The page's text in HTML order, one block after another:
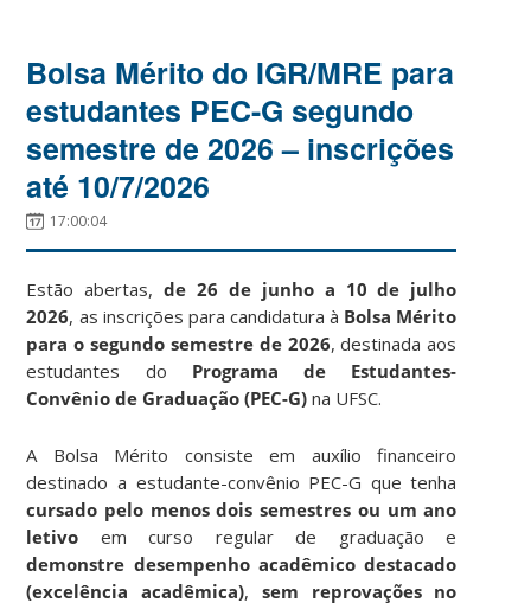
Bolsa Mérito do IGR/MRE para
estudantes PEC-G segundo
semestre de 2026 – inscrições
até 10/7/2026
17:00:04
Estão abertas,de 26 de junho a 10 de julho
2026, as inscrições para candidatura à Bolsa Mérito
para o segundo semestre de 2026, destinada aos
estudantes do Programa de Estudantes-
Convênio de Graduação (PEC-G) na UFSC.
A Bolsa Mérito consiste em auxílio financeiro
destinado a estudante-convênio PEC-G que tenha
cursado pelo menos dois semestres ou um ano
letivo em curso regular de graduação e
demonstre desempenho acadêmico destacado
(excelência acadêmica), sem reprovações no